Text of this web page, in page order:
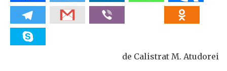
de Calistrat M. Atudorei